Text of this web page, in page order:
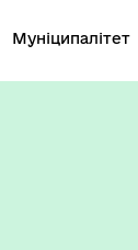
Муніципалітет